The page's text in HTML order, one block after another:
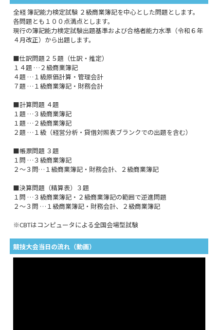
全経 簿記能力検定試験 ２級商業簿記を中心とした問題とします。
各問題とも１００点満点とします。
現行の簿記能力検定試験出題基準および合格者能力水準（令和６年
４月改正）から出題します。
■仕訳問題２５題（仕訳・推定）
１４題 …２級商業簿記
４題 …１級原価計算・管理会計
７題 …１級商業簿記・財務会計
■計算問題 ４題
１題 …３級商業簿記
１題 …２級商業簿記
２題 …１級（経営分析・貸借対照表ブランクでの出題を含む）
■帳票問題 ３題
１問 …３級商業簿記
２～３問…１級商業簿記・財務会計、２級商業簿記
■決算問題（精算表）３題
１問 …３級商業簿記・２級商業簿記の範囲で逆進問題
２～３問 …１級商業簿記・財務会計、２級商業簿記
※CBTはコンピュータによる全国会場型試験
競技大会当日の流れ（動画）